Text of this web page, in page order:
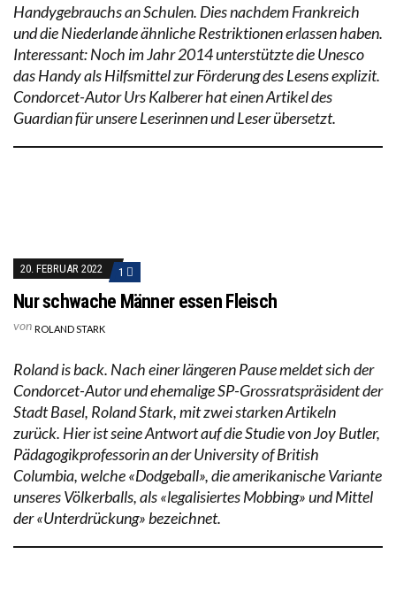
Handygebrauchs an Schulen. Dies nachdem Frankreich
und die Niederlande ähnliche Restriktionen erlassen haben.
Interessant: Noch im Jahr 2014 unterstützte die Unesco
das Handy als Hilfsmittel zur Förderung des Lesens explizit.
Condorcet-Autor Urs Kalberer hat einen Artikel des
Guardian für unsere Leserinnen und Leser übersetzt.
20. FEBRUAR 2022 1
Nur schwache Männer essen Fleisch
von ROLAND STARK
Roland is back. Nach einer längeren Pause meldet sich der
Condorcet-Autor und ehemalige SP-Grossratspräsident der
Stadt Basel, Roland Stark, mit zwei starken Artikeln
zurück. Hier ist seine Antwort auf die Studie von Joy Butler,
Pädagogikprofessorin an der University of British
Columbia, welche «Dodgeball», die amerikanische Variante
unseres Völkerballs, als «legalisiertes Mobbing» und Mittel
der «Unterdrückung» bezeichnet.